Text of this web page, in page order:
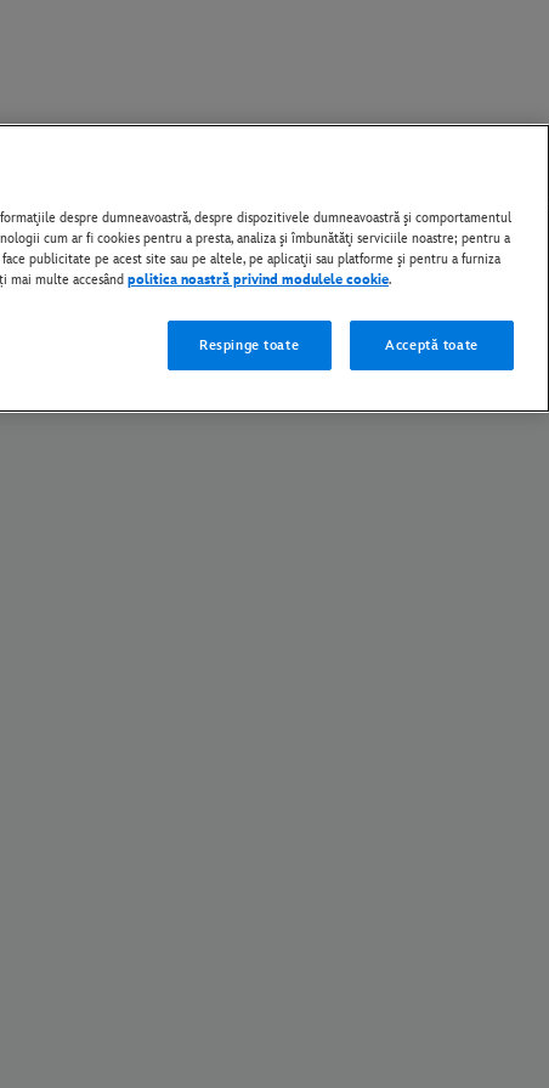
entitățile asociate sale afiliate. Toate drepturile rezervate.
despre dumneavoastră, despre dispozitivele dumneavoastră şi comportamentul
cum ar fi cookies pentru a presta, analiza şi îmbunătăţi serviciile noastre; pentru a
publicitate pe acest site sau pe altele, pe aplicaţii sau platforme şi pentru a furniza
mai multe accesând politica noastră privind modulele cookie.
Respinge toate Acceptă toate